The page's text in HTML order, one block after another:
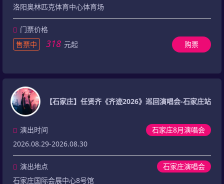
洛阳奥林匹克体育中心体育场
门票价格
售票中
318 元起 购票
【石家庄】任贤齐《齐迹2026》巡回演唱会-石家庄站
石家庄8月演唱会
演出时间
2026.08.29-2026.08.30
演出地点
石家庄演唱会
石家庄国际会展中心8号馆